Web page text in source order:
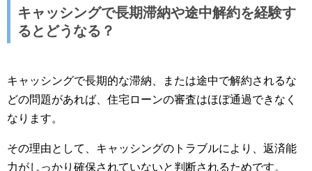
キャッシングで長期滞納や途中解約を経験す
るとどうなる？
キャッシングで長期的な滞納、または途中で解約されるな
どの問題があれば、住宅ローンの審査はほぼ通過できなく
なります。
その理由として、キャッシングのトラブルにより、返済能
力がしっかり確保されていないと判断されるためです。